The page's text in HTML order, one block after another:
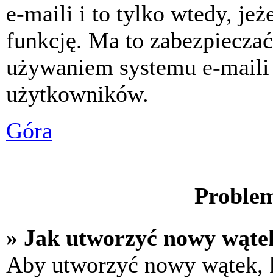
e-maili i to tylko wtedy,
funkcję. Ma to
używaniem systemu e-
użytkowników.
Góra
» Jak utworzyć nowy
Aby utworzyć nowy